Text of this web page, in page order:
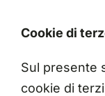
Cookie di
Sul presente
cookie di